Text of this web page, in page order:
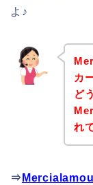
よ♪
カ
ど
れ
⇒